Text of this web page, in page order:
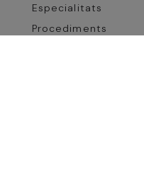
Especialitats
Procediments